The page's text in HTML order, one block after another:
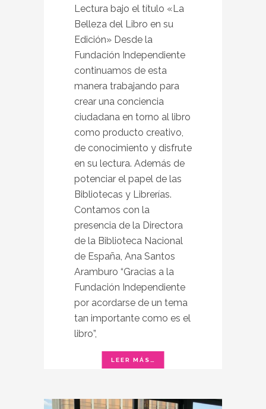
Lectura bajo el título «La
Belleza del Libro en su
Edición» Desde la
Fundación Independiente
continuamos de esta
manera trabajando para
crear una conciencia
ciudadana en torno al libro
como producto creativo,
de conocimiento y disfrute
en su lectura. Además de
potenciar el papel de las
Bibliotecas y Librerías.
Contamos con la
presencia de la Directora
de la Biblioteca Nacional
de España, Ana Santos
Aramburo “Gracias a la
Fundación Independiente
por acordarse de un tema
tan importante como es el
libro”,